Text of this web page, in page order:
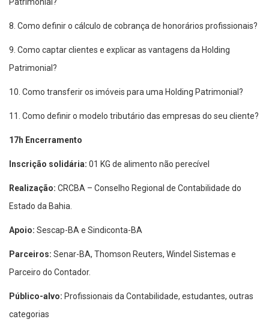
8. Como definir o cálculo de cobrança de honorários profissionais?
9. Como captar clientes e explicar as vantagens da Holding
Patrimonial?
10. Como transferir os imóveis para uma Holding Patrimonial?
11. Como definir o modelo tributário das empresas do seu cliente?
17h Encerramento
Inscrição solidária: 01 KG de alimento não perecível
Realização: CRCBA – Conselho Regional de Contabilidade do
Estado da Bahia.
Apoio: Sescap-BA e Sindiconta-BA
Parceiros: Senar-BA, Thomson Reuters, Windel Sistemas e
Parceiro do Contador.
Público-alvo: Profissionais da Contabilidade, estudantes, outras
categorias